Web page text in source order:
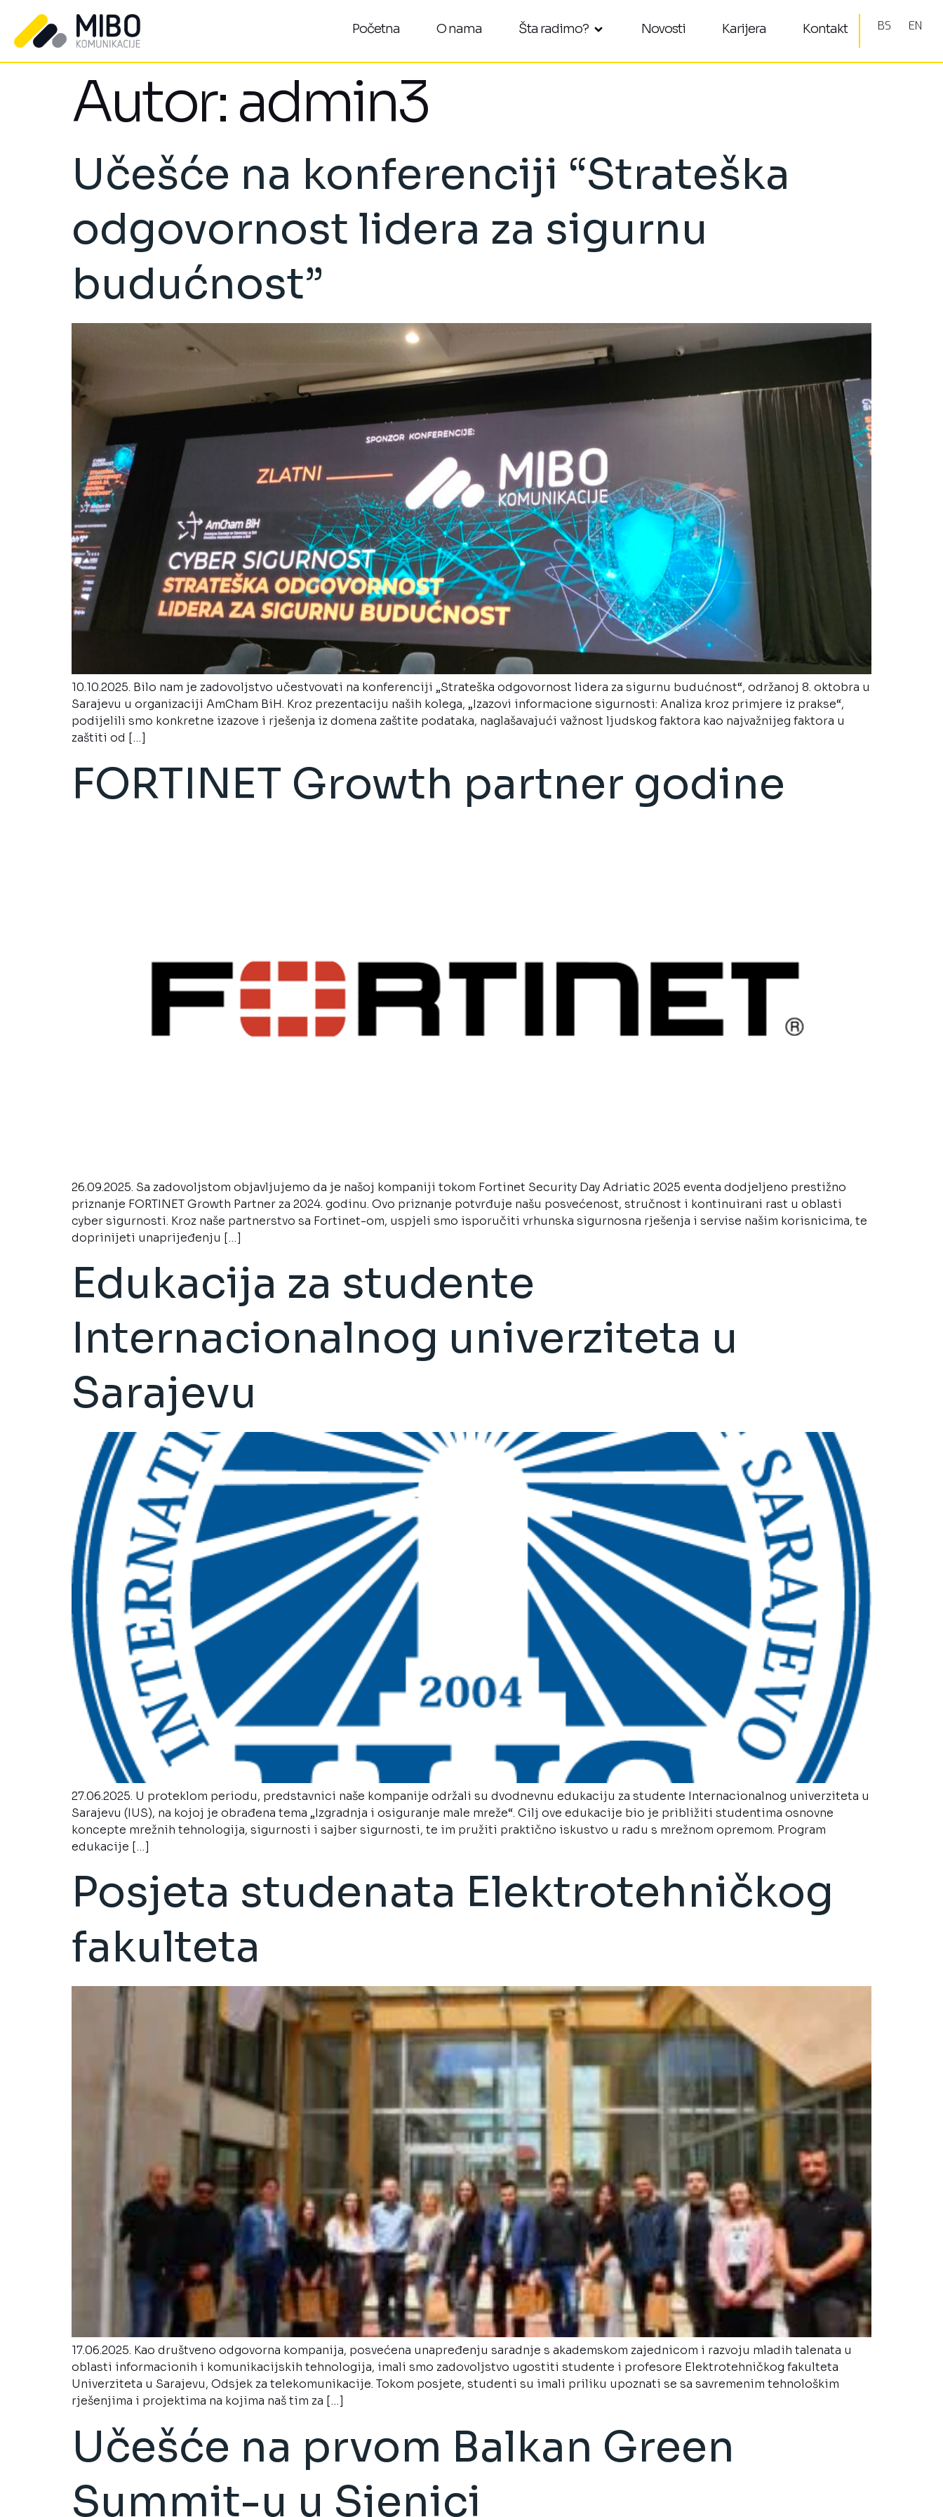
Početna O nama Šta radimo? Novosti Karijera Kontakt BS EN
Autor:admin3
Učešće na konferenciji “Strateška
odgovornost lidera za sigurnu
budućnost”
10.10.2025. Bilo nam je zadovoljstvo učestvovati na konferenciji „Strateška odgovornost lidera za sigurnu budućnost“, održanoj 8. oktobra u
Sarajevu u organizaciji AmCham BiH. Kroz prezentaciju naših kolega, „Izazovi informacione sigurnosti: Analiza kroz primjere iz prakse“,
podijelili smo konkretne izazove i rješenja iz domena zaštite podataka, naglašavajući važnost ljudskog faktora kao najvažnijeg faktora u
zaštiti od […]
FORTINET Growth partner godine
26.09.2025. Sa zadovoljstom objavljujemo da je našoj kompaniji tokom Fortinet Security Day Adriatic 2025 eventa dodjeljeno prestižno
priznanje FORTINET Growth Partner za 2024. godinu. Ovo priznanje potvrđuje našu posvećenost, stručnost i kontinuirani rast u oblasti
cyber sigurnosti. Kroz naše partnerstvo sa Fortinet-om, uspjeli smo isporučiti vrhunska sigurnosna rješenja i servise našim korisnicima, te
doprinijeti unaprijeđenju […]
Edukacija za studente
Internacionalnog univerziteta u
Sarajevu
27.06.2025. U proteklom periodu, predstavnici naše kompanije održali su dvodnevnu edukaciju za studente Internacionalnog univerziteta u
Sarajevu (IUS), na kojoj je obrađena tema „Izgradnja i osiguranje male mreže“. Cilj ove edukacije bio je približiti studentima osnovne
koncepte mrežnih tehnologija, sigurnosti i sajber sigurnosti, te im pružiti praktično iskustvo u radu s mrežnom opremom. Program
edukacije […]
Posjeta studenata Elektrotehničkog
fakulteta
17.06.2025. Kao društveno odgovorna kompanija, posvećena unapređenju saradnje s akademskom zajednicom i razvoju mladih talenata u
oblasti informacionih i komunikacijskih tehnologija, imali smo zadovoljstvo ugostiti studente i profesore Elektrotehničkog fakulteta
Univerziteta u Sarajevu, Odsjek za telekomunikacije. Tokom posjete, studenti su imali priliku upoznati se sa savremenim tehnološkim
rješenjima i projektima na kojima naš tim za […]
Učešće na prvom Balkan Green
Summit-u u Sjenici